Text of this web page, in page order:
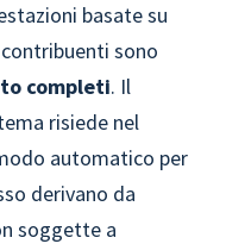
basate su
sono
completi. Il
risiede nel
automatico per
derivano da
soggette a